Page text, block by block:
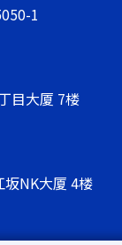
1
目大厦 7楼
NK大厦 4楼